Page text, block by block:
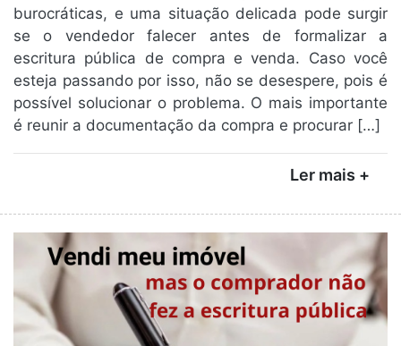
burocráticas, e uma situação delicada pode surgir
se o vendedor falecer antes de formalizar a
escritura pública de compra e venda. Caso você
esteja passando por isso, não se desespere, pois é
possível solucionar o problema. O mais importante
é reunir a documentação da compra e procurar […]
Ler mais +